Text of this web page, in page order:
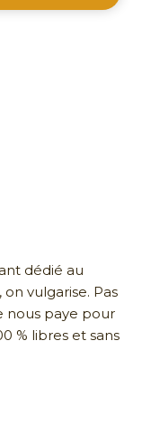
dédié au
vulgarise. Pas
nous paye pour
% libres et sans